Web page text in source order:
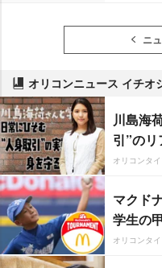
ニ
オリコンニュース イチオ
川島海
引”の
オリコンタ
マクド
学生の
オリコンタ